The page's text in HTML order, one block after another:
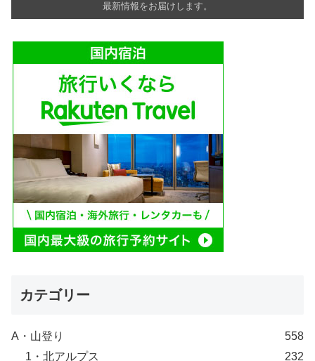
最新情報をお届けします。
カテゴリー
A・山登り
558
1・北アルプス
232